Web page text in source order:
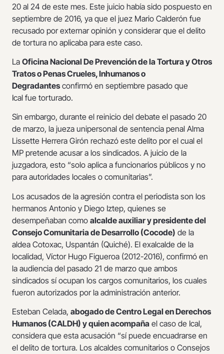
20 al 24 de este mes. Este juicio había sido pospuesto en
septiembre de 2016, ya que el juez Mario Calderón fue
recusado por externar opinión y considerar que el delito
de tortura no aplicaba para este caso.
La Oficina Nacional De Prevención de la Tortura y Otros
Tratos o Penas Crueles, Inhumanos o
Degradantes confirmó en septiembre pasado que
Ical fue torturado.
Sin embargo, durante el reinicio del debate el pasado 20
de marzo, la jueza unipersonal de sentencia penal Alma
Lissette Herrera Girón rechazó este delito por el cual el
MP pretende acusar a los sindicados. A juicio de la
juzgadora, esto “solo aplica a funcionarios públicos y no
para autoridades locales o comunitarias”.
Los acusados de la agresión contra el periodista son los
hermanos Antonio y Diego Iztep, quienes se
desempeñaban como alcalde auxiliar y presidente del
Consejo Comunitaria de Desarrollo (Cocode) de la
aldea Cotoxac, Uspantán (Quiché). El exalcalde de la
localidad, Víctor Hugo Figueroa (2012-2016), confirmó en
la audiencia del pasado 21 de marzo que ambos
sindicados sí ocupan los cargos comunitarios, los cuales
fueron autorizados por la administración anterior.
Esteban Celada, abogado de Centro Legal en Derechos
Humanos (CALDH) y quien acompaña el caso de Ical,
considera que esta acusación “sí puede encuadrarse en
el delito de tortura. Los alcaldes comunitarios o Consejos